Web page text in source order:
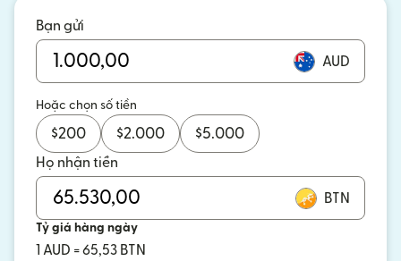
Bạn gửi
AUD
Hoặc chọn số tiền
$200 $2.000 $5.000
Họ nhận tiền
BTN
Tỷ giá hàng ngày
1 AUD = 65,53 BTN